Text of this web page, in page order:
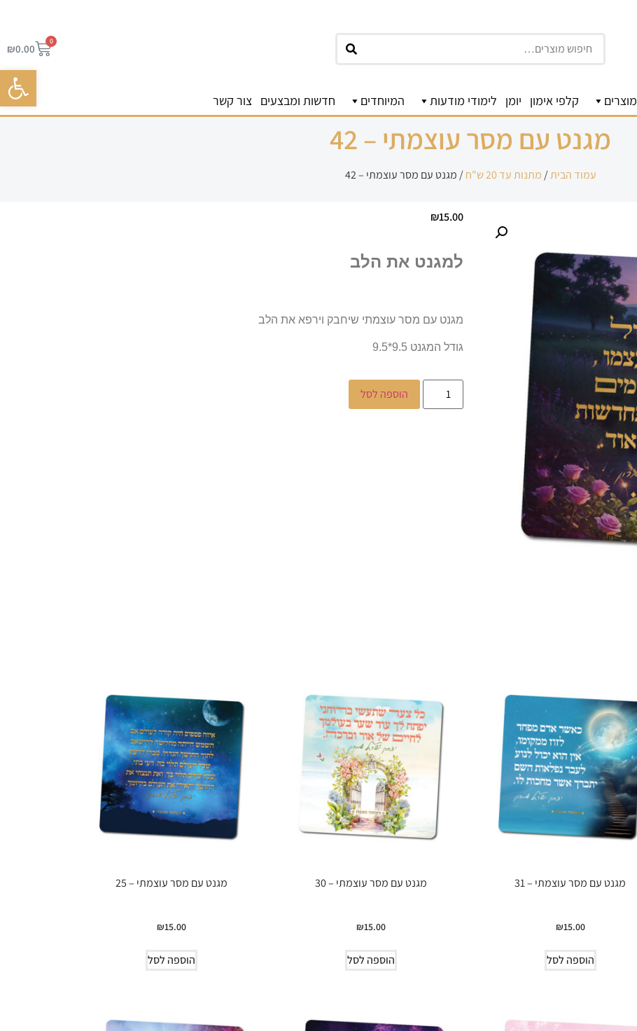
פתח
חיפוש ₪0.00
0
מוצרים קלפי אימון יומן לימודי מודעות המיוחדים חדשות ומבצעים צור קשר
מגנט עם מסר עוצמתי – 42
עמוד הבית/ מתנות עד 20 ש"ח / מגנט עם מסר עוצמתי – 42
₪15.00
למגנט את הלב
מגנט עם מסר עוצמתי שיחבק וירפא את הלב
גודל המגנט 9.5*9.5
הוספה לסל
מגנט עם מסר עוצמתי – 31
₪15.00
הוספה לסל
מגנט עם מסר עוצמתי – 30
₪15.00
הוספה לסל
מגנט עם מסר עוצמתי – 25
₪15.00
הוספה לסל